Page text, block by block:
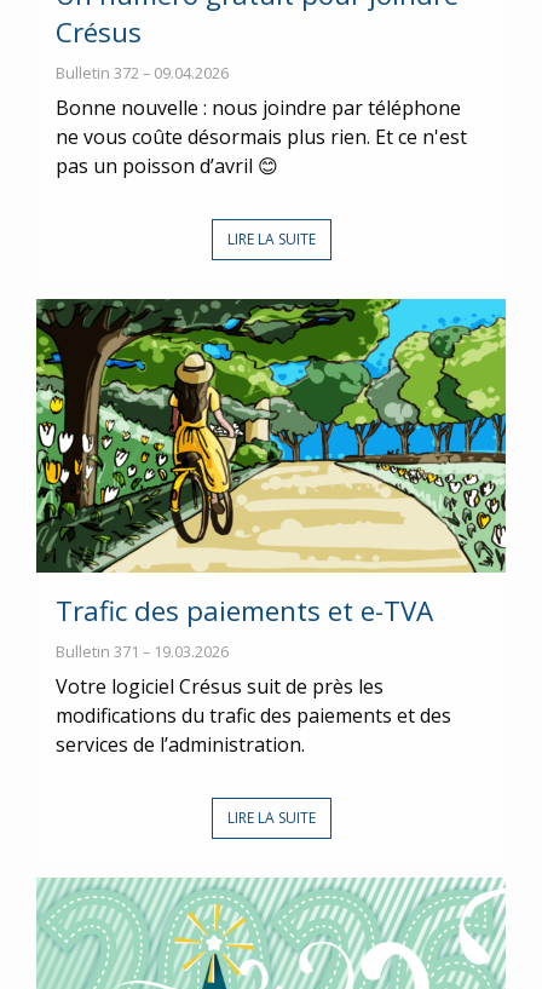
Crésus
Bulletin 372 – 09.04.2026
Bonne nouvelle : nous joindre par téléphone
ne vous coûte désormais plus rien. Et ce n'est
pas un poisson d’avril 😊
LIRE LA SUITE
Trafic des paiements et e-TVA
Bulletin 371 – 19.03.2026
Votre logiciel Crésus suit de près les
modifications du trafic des paiements et des
services de l’administration.
LIRE LA SUITE